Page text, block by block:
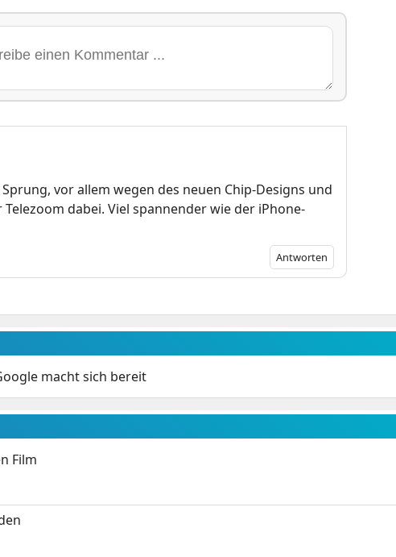
vor allem wegen des neuen Chip-Designs und
dabei. Viel spannender wie der iPhone-
Antworten
macht sich bereit
Film